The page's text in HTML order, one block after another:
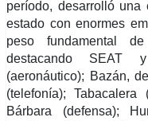
período, desarrolló
estado con enormes
peso fundamental
destacando SEAT
(aeronáutico); Bazán,
(telefonía); Tabacalera
Bárbara (defensa);